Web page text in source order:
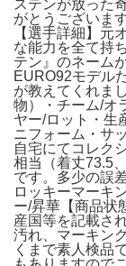
ステンが放った
がとうございま
【選手詳細】元
な能力を全て持
テン』のネーム
EURO92モデル
が教えてくれま
物）・チーム/オ
ヤー/ロット・生
ニフォーム・サ
自宅にてコレク
相当（着丈73.5
です。多少の誤
ロッキーマーキ
ー/昇華【商品状
産国等を記載さ
汚れ、マーキン
くまで素人検品